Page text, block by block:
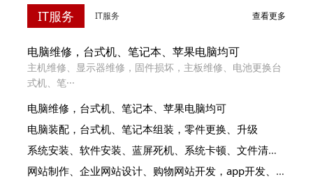
IT服务 IT服务 查看更多
电脑维修，台式机、笔记本、苹果电脑均可
主机维修、显示器维修，固件损坏，主板维修、电池更换台
式机、笔···
电脑维修，台式机、笔记本、苹果电脑均可
电脑装配，台式机、笔记本组装，零件更换、升级
系统安装、软件安装、蓝屏死机、系统卡顿、文件清理，数据恢复
网站制作、企业网站设计、购物网站开发，app开发、谷歌排名